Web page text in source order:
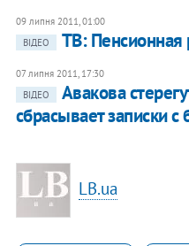
09 липня 2011, 01:00
ВІДЕО
ТВ:
07 липня 2011, 17:30
ВІДЕО
Авакова
сбрасывает записки с
LB.ua